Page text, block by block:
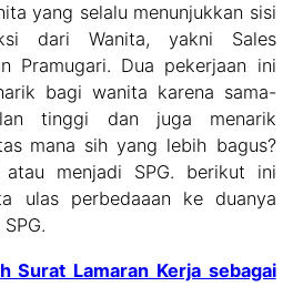
yang selalu menunjukkan sisi
dari Wanita, yakni Sales
Pramugari. Dua pekerjaan ini
bagi wanita karena sama-
tinggi dan juga menarik
mana sih yang lebih bagus?
atau menjadi SPG. berikut ini
ulas perbedaaan ke duanya
Surat Lamaran Kerja sebagai